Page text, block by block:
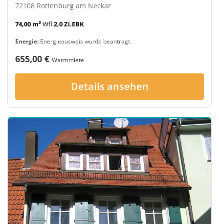
72108 Rottenburg am Neckar
74,00 m²Wfl.2,0 Zi.EBK
Energie: Energieausweis wurde beantragt.
655,00 € Warmmiete
Details ansehen